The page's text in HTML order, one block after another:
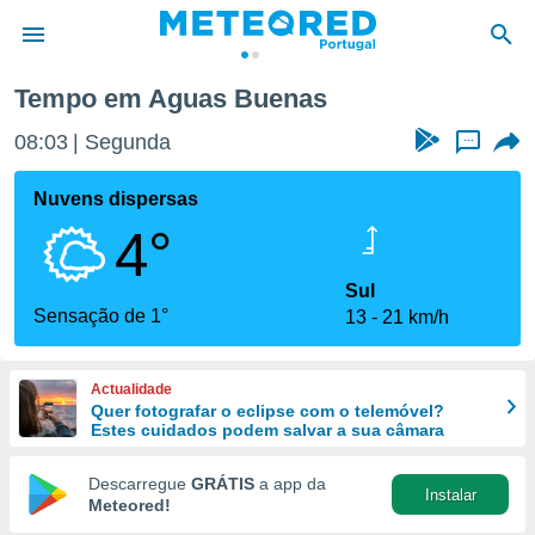
da
foi
fornecidas
a este
das
e
forma
digital
Tempo em Aguas Buenas
08:03 Segunda ...
Nuvens dispersas
4°
Sensação de 1°
Sul
13
21 km/h
Actualidade
Quer fotografar o eclipse com o telemóvel?
Estes cuidados podem salvar a sua câmara
Descarregue GRÁTIS a app da
Meteored!
Instalar